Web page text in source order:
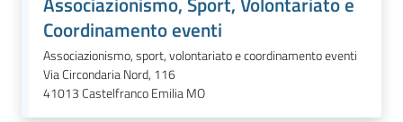
Coordinamento eventi
Associazionismo, sport, volontariato e coordinamento eventi
Via Circondaria Nord, 116
41013Castelfranco Emilia MO